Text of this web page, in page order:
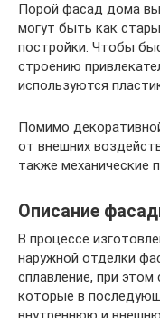
Порой фасад дома
могут быть как
постройки. Чтобы
строению
используются
Помимо
от внешних
также механические
Описание
В процессе
наружной отделки
сплавление, при
которые в